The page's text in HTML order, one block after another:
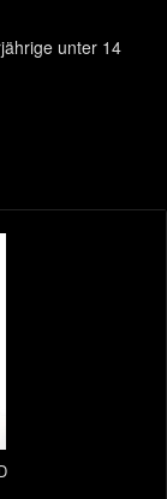
unter 14